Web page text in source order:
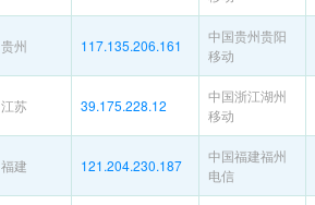
贵州 117.135.206.161
中国贵州贵阳
移动
江苏 39.175.228.12
中国浙江湖州
移动
福建 121.204.230.187
中国福建福州
电信